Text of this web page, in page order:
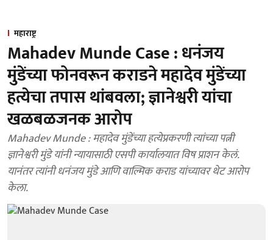
महाराष्ट्र
Mahadev Munde Case : धनंजय
मुंडेंच्या फोनवरून कराडने महादेव मुंडेंच्या
हत्येचा तपास थांबवला; ज्ञानेश्वरी यांचा
खळबळजनक आरोप
Mahadev Munde : महादेव मुंडेंच्या हत्येप्रकरणी त्यांच्या पत्नी
ज्ञानेश्वरी मुंडे यांनी न्यायासाठी एसपी कार्यालयात विष प्राशन केलं.
यानंतर त्यांनी धनंजय मुंडे आणि वाल्मिक कराड यांच्यावर थेट आरोप
केला.